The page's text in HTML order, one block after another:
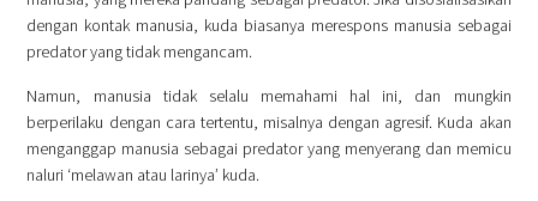
dengan kontak manusia, kuda biasanya merespons manusia sebagai
predator yang tidak mengancam.
Namun, manusia tidak selalu memahami hal ini, dan mungkin
berperilaku dengan cara tertentu, misalnya dengan agresif. Kuda akan
menganggap manusia sebagai predator yang menyerang dan memicu
naluri ‘melawan atau larinya’ kuda.